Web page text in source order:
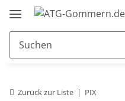
Zurück zur Liste PIX